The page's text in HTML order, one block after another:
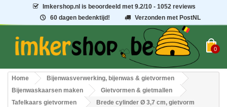
Imkershop.nl is beoordeeld met9.2/10 - 1052 reviews
60 dagen bedenktijd!
Verzonden met PostNL
0
Home
Bijenwasverwerking, bijenwas & gietvormen
Bijenwaskaarsen maken
Gietvormen & gietmallen
Tafelkaars gietvormen
Brede cylinder Ø 3,7 cm, gietvorm